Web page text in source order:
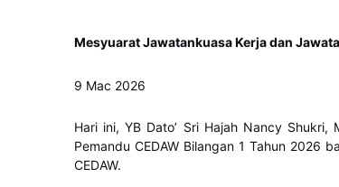
Mesyuarat Jawatankuasa Kerja dan
9 Mac 2026
Hari ini, YB Dato’ Sri Hajah Nancy
Pemandu CEDAW Bilangan 1 Tahun 2026
CEDAW.